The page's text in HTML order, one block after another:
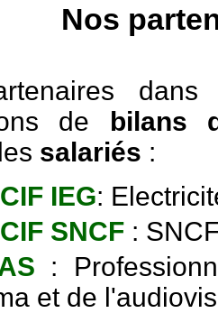
Nos
de bilans
salariés :
IEG:
SNCF:
:
et de